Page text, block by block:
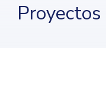
Proyectos